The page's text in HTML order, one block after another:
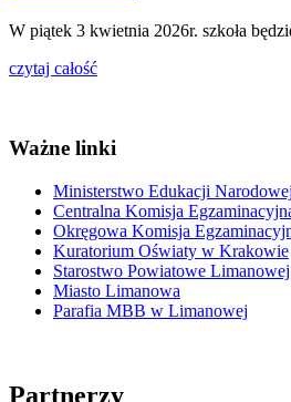
W piątek 3 kwietnia 2026r. szkoła
czytaj całość
Ważne linki
Ministerstwo Edukacji Narodowej
Centralna Komisja
Okręgowa Komisja
Kuratorium Oświaty w Krakowie
Starostwo Powiatowe Limanowej
Miasto Limanowa
Parafia MBB w Limanowej
Partnerzy